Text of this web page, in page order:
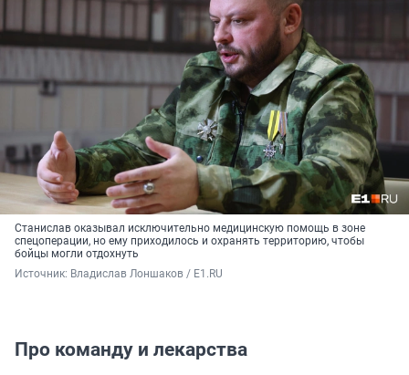
Станислав оказывал исключительно медицинскую помощь в зоне
спецоперации, но ему приходилось и охранять территорию, чтобы
бойцы могли отдохнуть
Источник: Владислав Лоншаков / E1.RU
Про команду и лекарства